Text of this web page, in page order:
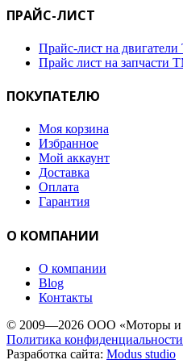
ПРАЙС-ЛИСТ
Прайс-лист на
Прайс лист на запчасти
ПОКУПАТЕЛЮ
Моя корзина
Избранное
Мой аккаунт
Доставка
Оплата
Гарантия
О КОМПАНИИ
О компании
Blog
Контакты
© 2009—2026 ООО «Моторы и
Политика конфиденциальности
Разработка сайта: Modus studio